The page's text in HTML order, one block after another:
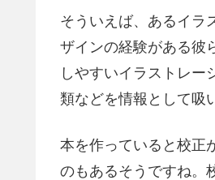
そういえば、あるイラ
ザインの経験がある彼
しやすいイラストレー
類などを情報として吸
本を作っていると校正
のもあるそうですね。